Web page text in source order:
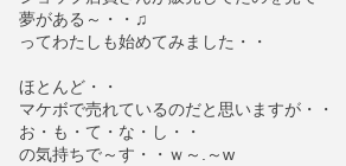
夢がある～・・♫
ってわたしも始めてみました・・
ほとんど・・
マケボで売れているのだと思いますが・・
お・も・て・な・し・・
の気持ちで～す・・ｗ～.～w